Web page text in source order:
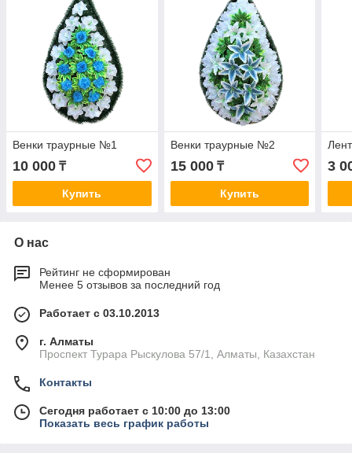
Венки траурные №1
10 000 ₸
Купить
Венки траурные №2
15 000₸
Купить
3
О нас
Рейтинг не сформирован
Менее 5 отзывов за последний год
Работает с 03.10.2013
г. Алматы
Проспект Турара Рыскулова 57/1, Алматы, Казахстан
Контакты
Сегодня работает с 10:00 до 13:00
Показать весь график работы